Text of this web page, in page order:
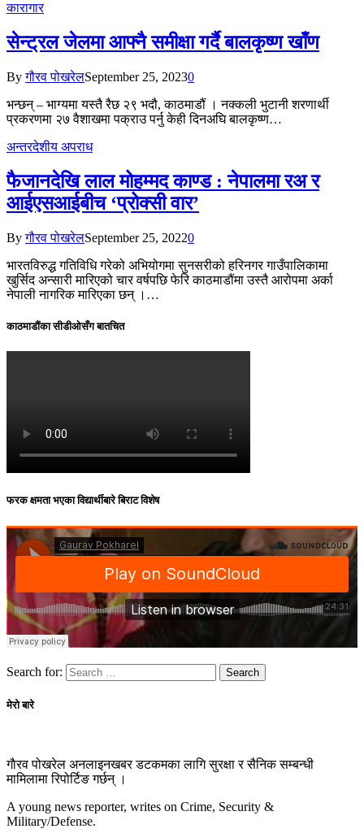
कारागार
सेन्ट्रल जेलमा आफ्नै समीक्षा गर्दै बालकृष्ण खाँण
By गौरव पोखरेलSeptember 25, 20230
भन्छन् – भाग्यमा यस्तै रैछ २९ भदौ, काठमाडौं । नक्कली भुटानी शरणार्थी
प्रकरणमा २७ वैशाखमा पक्राउ पर्नु केही दिनअघि बालकृष्ण…
अन्तरदेशीय अपराध
फैजानदेखि लाल मोहम्मद काण्ड : नेपालमा रअ र
आईएसआईबीच ‘प्रोक्सी वार’
By गौरव पोखरेलSeptember 25, 20220
भारतविरुद्ध गतिविधि गरेको अभियोगमा सुनसरीको हरिनगर गाउँपालिकामा
खुर्सिद अन्सारी मारिएको चार वर्षपछि फेरि काठमाडौंमा उस्तै आरोपमा अर्का
नेपाली नागरिक मारिएका छन् ।…
काठमाडौंका सीडीओसँग बातचित
फरक क्षमता भएका विद्यार्थीबारे बिराट विशेष
Search for:
मेरो बारे
गाैरव पोखरेल अनलाइनखबर डटकमका लागि सुरक्षा र सैनिक सम्बन्धी
मामिलामा रिपोर्टिङ गर्छन् ।
A young news reporter, writes on Crime, Security &
Military/Defense.